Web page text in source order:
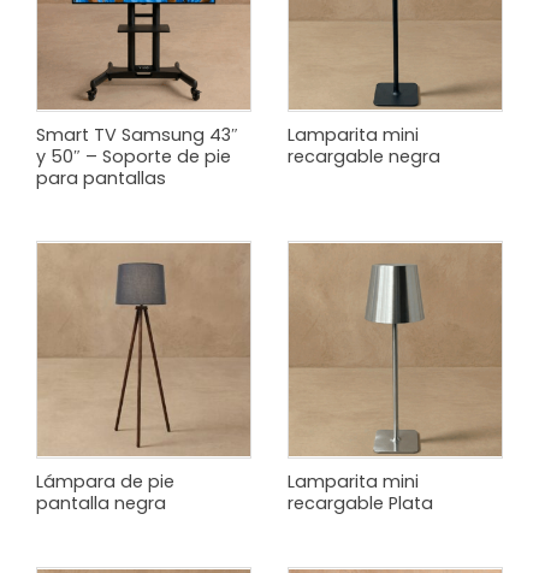
Smart TV Samsung 43″
y 50″ – Soporte de pie
para pantallas
Lamparita mini
recargable negra
Lámpara de pie
pantalla negra
Lamparita mini
recargable Plata